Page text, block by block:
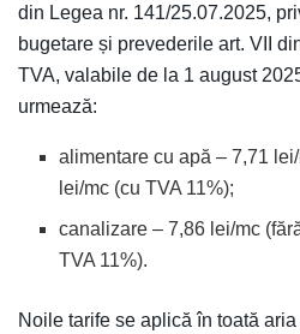
din Legea nr. 141/25.07.2025,
bugetare și prevederile art. VII
TVA, valabile de la 1 august
urmează:
alimentare cu apă – 7,71
lei/mc (cu TVA 11%);
canalizare – 7,86 lei/mc
TVA 11%).
Noile tarife se aplică în toată